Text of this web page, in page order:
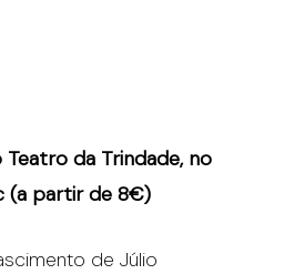
Teatro da Trindade, no
(a partir de 8€)
de Júlio